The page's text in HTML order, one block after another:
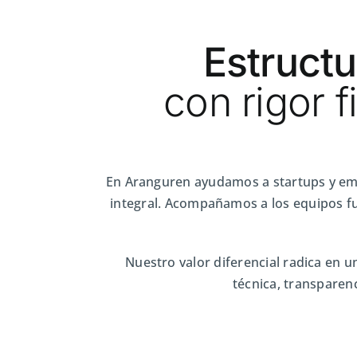
con rigor
En Aranguren ayudamos a startups y
integral. Acompañamos a los equipos
Nuestro valor diferencial radica en
técnica,